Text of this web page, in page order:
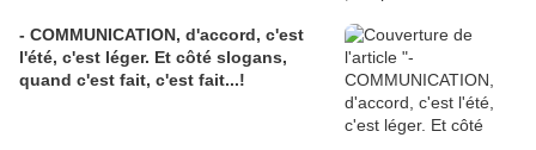
- COMMUNICATION, d'accord, c'est
l'été, c'est léger. Et côté slogans,
quand c'est fait, c'est fait...!